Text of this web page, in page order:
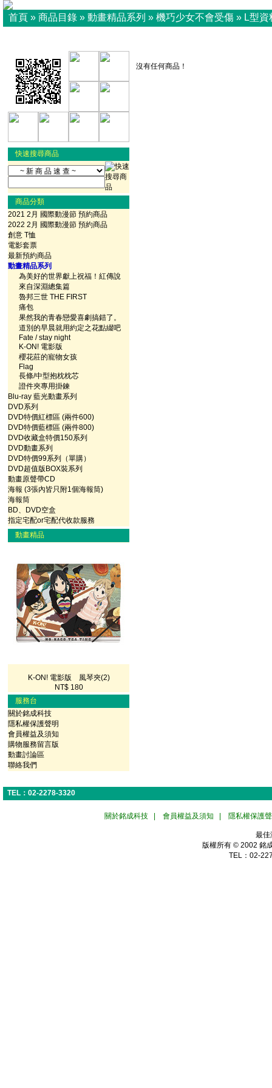
首頁 » 商品目錄 » 動畫精品系列 » 機巧少女不會受傷 » L型資
快速搜尋商品
商品分類
2021 2月 國際動漫節 預約商品
2022 2月 國際動漫節 預約商品
創意 T恤
電影套票
最新預約商品
動畫精品系列
為美好的世界獻上祝福！紅傳說
來自深淵總集篇
魯邦三世 THE FIRST
痛包
果然我的青春戀愛喜劇搞錯了。
道別的早晨就用約定之花點綴吧
Fate / stay night
K-ON! 電影版
櫻花莊的寵物女孩
Flag
長條/中型抱枕枕芯
證件夾專用掛鍊
Blu-ray 藍光動畫系列
DVD系列
DVD特價紅標區 (兩件600)
DVD特價藍標區 (兩件800)
DVD收藏盒特價150系列
DVD動畫系列
DVD特價99系列（單購）
DVD超值版BOX裝系列
動畫原聲帶CD
海報 (3張內皆只附1個海報筒)
海報筒
BD、DVD空盒
指定宅配or宅配代收款服務
動畫精品
K-ON! 電影版 風琴夾(2)
NT$ 180
服務台
關於銘成科技
隱私權保護聲明
會員權益及須知
購物服務留言版
動畫討論區
聯絡我們
沒有任何商品！
TEL：02-2278-3320
關於銘成科技 會員權益及須知 隱私權保護
最佳
版權所有 © 2002 銘
TEL：02-